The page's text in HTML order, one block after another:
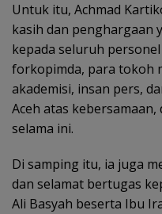
Untuk itu, Achmad
kasih dan penghargaan
kepada seluruh
forkopimda, para tokoh
akademisi, insan pers,
Aceh atas
selama ini.
Di samping itu, ia juga
dan selamat bertugas
Ali Basyah beserta Ibu